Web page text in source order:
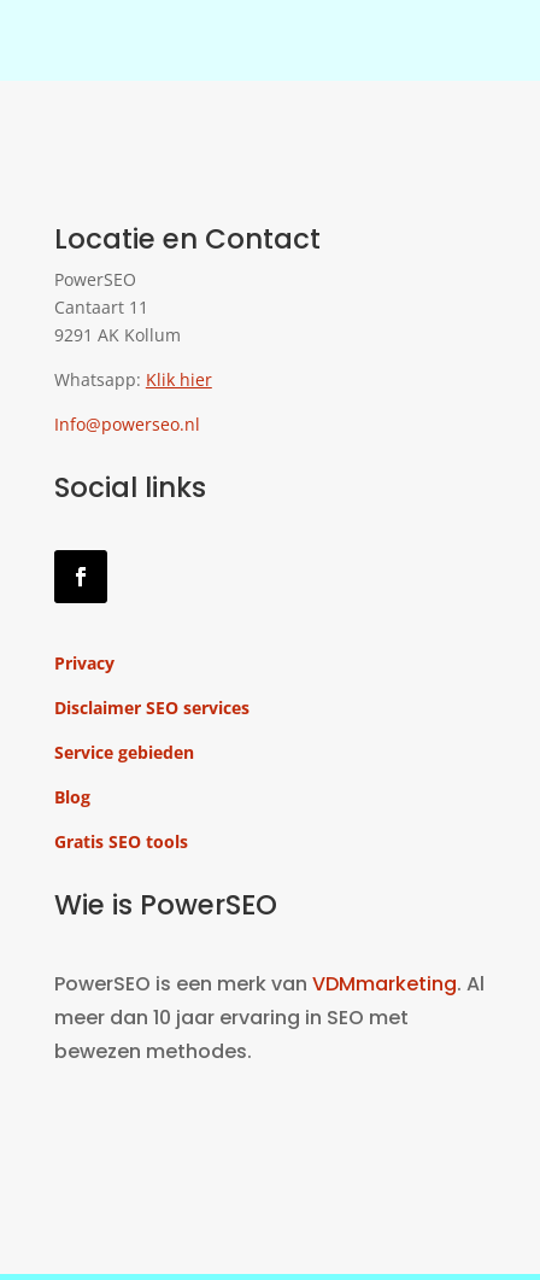
Locatie en Contact
PowerSEO
Cantaart 11
9291 AK Kollum
Whatsapp: Klik hier
Info@powerseo.nl
Social links
Privacy
Disclaimer SEO services
Service gebieden
Blog
Gratis SEO tools
Wie is PowerSEO
PowerSEO is een merk van VDMmarketing. Al
meer dan 10 jaar ervaring in SEO met
bewezen methodes.